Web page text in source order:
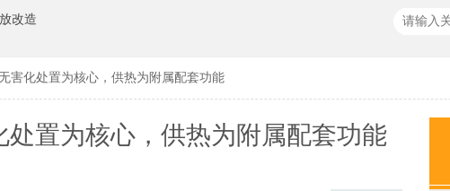
改造
害化处置为核心，供热为附属配套功能
置为核心，供热为附属配套功能